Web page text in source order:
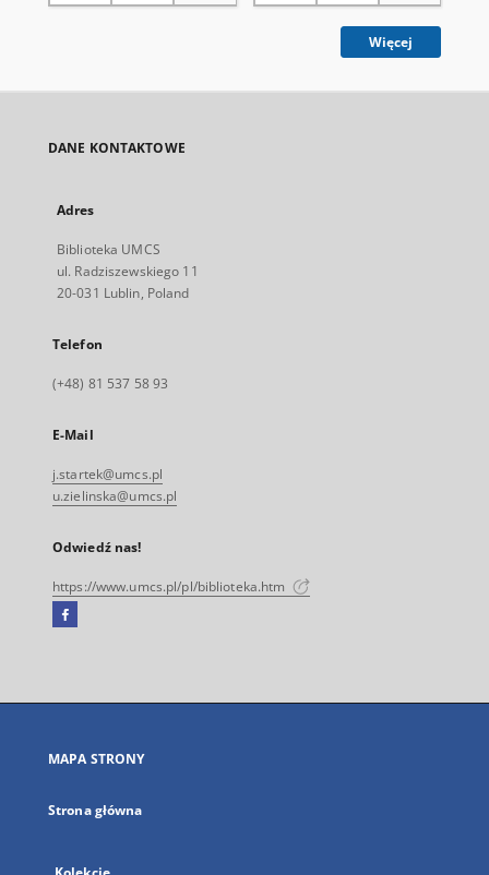
Więcej
DANE KONTAKTOWE
Adres
Biblioteka UMCS
ul. Radziszewskiego 11
20-031 Lublin, Poland
Telefon
(+48) 81 537 58 93
E-Mail
j.startek@umcs.pl
u.zielinska@umcs.pl
Odwiedź nas!
https://www.umcs.pl/pl/biblioteka.htm
Facebook
się
karcie
MAPA STRONY
Strona główna